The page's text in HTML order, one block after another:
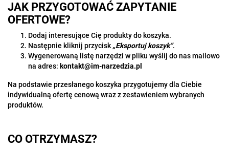
JAK PRZYGOTOWAĆ ZAPYTANIE
OFERTOWE?
Dodaj interesujące Cię produkty do koszyka.
Następnie kliknij przycisk „Eksportuj koszyk”.
Wygenerowaną listę narzędzi w pliku wyślij do nas mailowo
na adres: kontakt@im-narzedzia.pl
Na podstawie przesłanego koszyka przygotujemy dla Ciebie
indywidualną ofertę cenową wraz z zestawieniem wybranych
produktów.
CO OTRZYMASZ?